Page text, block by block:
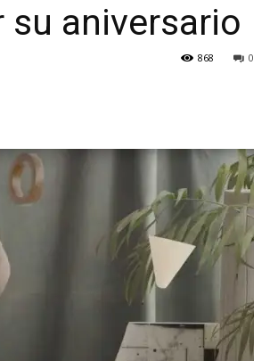
su aniversario
0
868